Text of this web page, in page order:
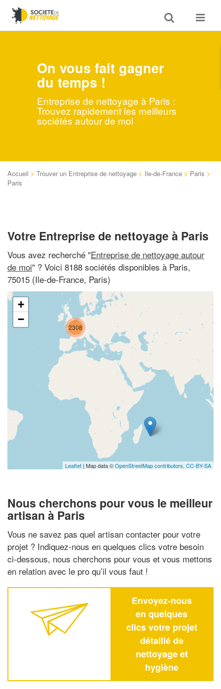
Toggle
search
Toggle
On vous fait gagner
du temps !
Entreprise de nettoyage à Paris :
Trouvez rapidement les meilleurs
sociétés autour de moi
Accueil > Trouver un Entreprise de nettoyage > Ile-de-France > Paris >
Paris
Votre Entreprise de nettoyage à Paris
Vous avez recherché "Entreprise de nettoyage autour
de moi" ? Voici 8188 sociétés disponibles à Paris,
75015 (Ile-de-France, Paris)
2308
+
−
Leaflet | Map data ©OpenStreetMap contributors, CC-BY-SA
Nous cherchons pour vous le meilleur
artisan à Paris
Vous ne savez pas quel artisan contacter pour votre
projet ? Indiquez-nous en quelques clics votre besoin
ci-dessous, nous cherchons pour vous et vous mettons
en relation avec le pro qu’il vous faut !
Envoyez-nous
en quelques
clics votre projet
détaillé de
nettoyage et
hygiène